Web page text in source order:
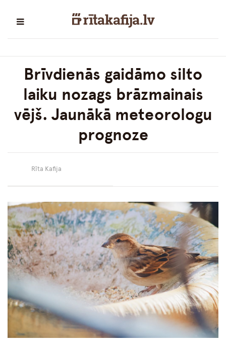
Brīvdienās gaidāmo silto
laiku nozags brāzmainais
vējš. Jaunākā meteorologu
prognoze
Rīta Kafija